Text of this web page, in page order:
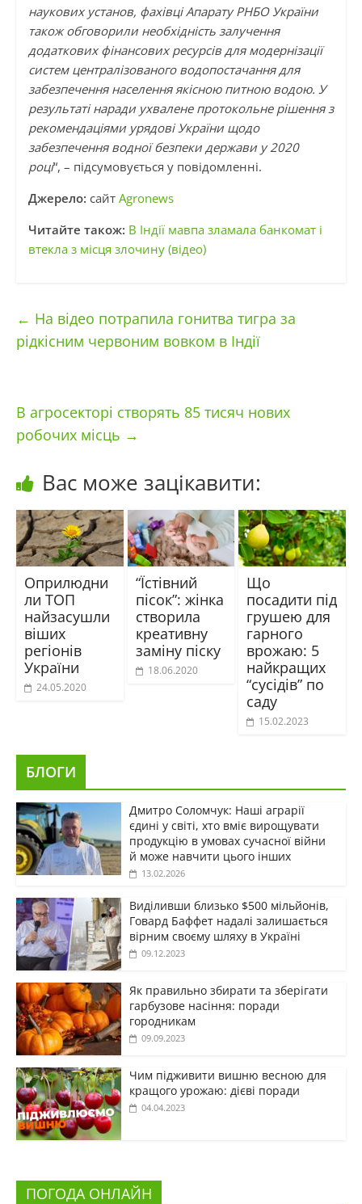
наукових установ, фахівці Апарату РНБО України
також обговорили необхідність залучення
додаткових фінансових ресурсів для модернізації
систем централізованого водопостачання для
забезпечення населення якісною питною водою. У
результаті наради ухвалене протокольне рішення з
рекомендаціями урядові України щодо
забезпечення водної безпеки держави у 2020
році“, – підсумовується у повідомленні.
Джерело: сайт Agronews
Читайте також: В Індії мавпа зламала банкомат і
втекла з місця злочину (відео)
← На відео потрапила гонитва тигра за
рідкісним червоним вовком в Індії
В агросекторі створять 85 тисяч нових
робочих місць →
Вас може зацікавити:
Оприлюдни
ли ТОП
найзасушли
віших
регіонів
України
24.05.2020
“Їстівний
пісок”: жінка
створила
креативну
заміну піску
18.06.2020
Що
посадити під
грушею для
гарного
врожаю: 5
найкращих
“сусідів” по
саду
15.02.2023
БЛОГИ
Дмитро Соломчук: Наші аграрії
єдині у світі, хто вміє вирощувати
продукцію в умовах сучасної війни
й може навчити цього інших
13.02.2026
Виділивши близько $500 мільйонів,
Говард Баффет надалі залишається
вірним своєму шляху в Україні
09.12.2023
Як правильно збирати та зберігати
гарбузове насіння: поради
городникам
09.09.2023
Чим підживити вишню весною для
кращого урожаю: дієві поради
04.04.2023
ПОГОДА ОНЛАЙН